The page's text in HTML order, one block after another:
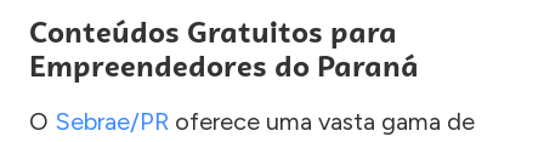
Conteúdos Gratuitos para
Empreendedores do Paraná
O Sebrae/PR oferece uma vasta gama de